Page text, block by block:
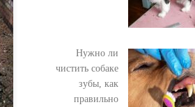
Нужно ли
чистить собаке
зубы, как
правильно